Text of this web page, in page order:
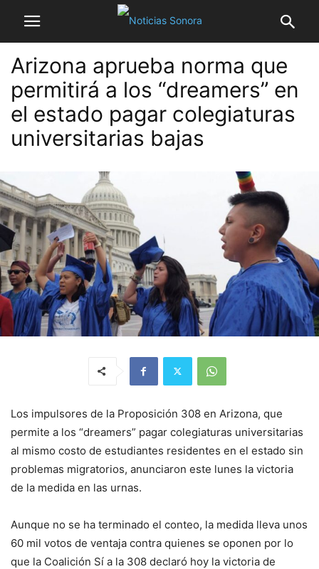
Arizona aprueba norma que
permitirá a los “dreamers” en
el estado pagar colegiaturas
universitarias bajas
Los impulsores de la Proposición 308 en Arizona, que
permite a los “dreamers” pagar colegiaturas universitarias
al mismo costo de estudiantes residentes en el estado sin
problemas migratorios, anunciaron este lunes la victoria
de la medida en las urnas.
Aunque no se ha terminado el conteo, la medida lleva unos
60 mil votos de ventaja contra quienes se oponen por lo
que la Coalición Sí a la 308 declaró hoy la victoria de